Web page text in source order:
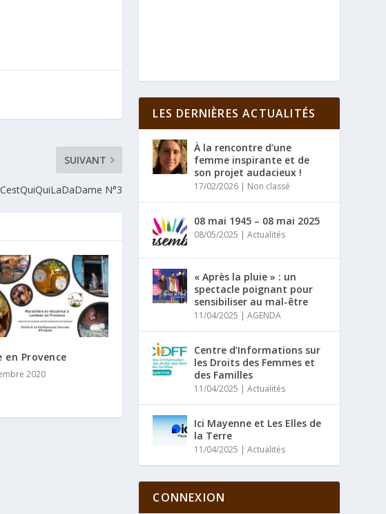
SUIVANT
N°3
en Provence
2020
LES DERNIÈRES ACTUALITÉS
À la rencontre d’une
femme inspirante et de
son projet audacieux !
17/02/2026 | Non classé
08 mai 1945 – 08 mai 2025
08/05/2025 |Actualités
« Après la pluie » : un
spectacle poignant pour
sensibiliser au mal-être
11/04/2025 |AGENDA
Centre d’Informations sur
les Droits des Femmes et
des Familles
11/04/2025 |Actualités
Ici Mayenne et Les Elles de
la Terre
11/04/2025 |Actualités
CONNEXION